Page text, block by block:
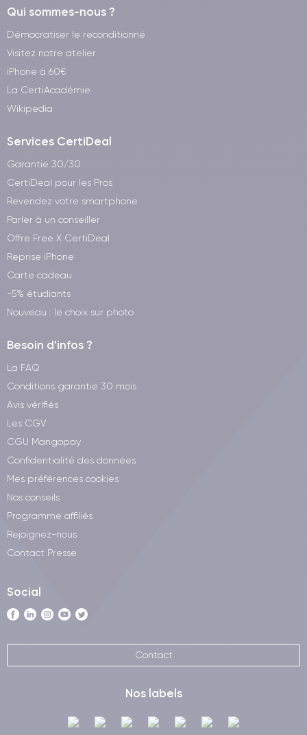
Qui sommes-nous ?
Démocratiser le reconditionné
Visitez notre atelier
iPhone à 60€
La CertiAcadémie
Wikipedia
Services CertiDeal
Garantie 30/30
CertiDeal pour les Pros
Revendez votre smartphone
Parler à un conseiller
Offre Free X CertiDeal
Reprise iPhone
Carte cadeau
-5% étudiants
Nouveau : le choix sur photo
Besoin d'infos ?
La FAQ
Conditions garantie 30 mois
Avis vérifiés
Les CGV
CGU Mangopay
Confidentialité des données
Mes préférences cookies
Nos conseils
Programme affiliés
Rejoignez-nous
Contact Presse
Social
Contact
Nos labels